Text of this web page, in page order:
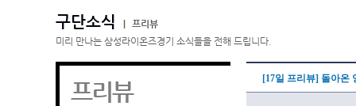
구단소식
프리뷰
미리 만나는 삼성라이온즈경기 소식들을 전해 드립니다.
프리뷰 [17일 프리뷰] 돌아온